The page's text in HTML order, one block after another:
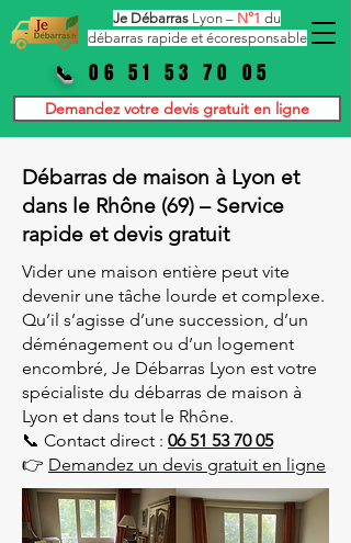
Je Débarras Lyon – N°1 du
débarras rapide et écoresponsable
📞 06 51 53 70 05
Demandez votre devis gratuit en ligne
Débarras de maison à Lyon et
dans le Rhône (69) – Service
rapide et devis gratuit
Vider une maison entière peut vite
devenir une tâche lourde et complexe.
Qu’il s’agisse d’une succession, d’un
déménagement ou d’un logement
encombré, Je Débarras Lyon est votre
spécialiste du débarras de maison à
Lyon et dans tout le Rhône.
📞 Contact direct : 06 51 53 70 05
👉 Demandez un devis gratuit en ligne